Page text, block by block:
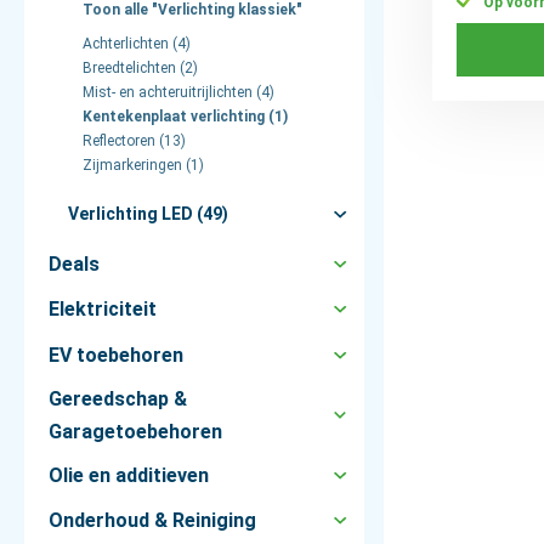
Toon alle "Verlichting klassiek"
Achterlichten (4)
Breedtelichten (2)
Mist- en achteruitrijlichten (4)
Kentekenplaat verlichting (1)
Reflectoren (13)
Zijmarkeringen (1)
Verlichting LED (49)
Deals
Elektriciteit
EV toebehoren
Gereedschap &
Garagetoebehoren
Olie en additieven
Onderhoud & Reiniging